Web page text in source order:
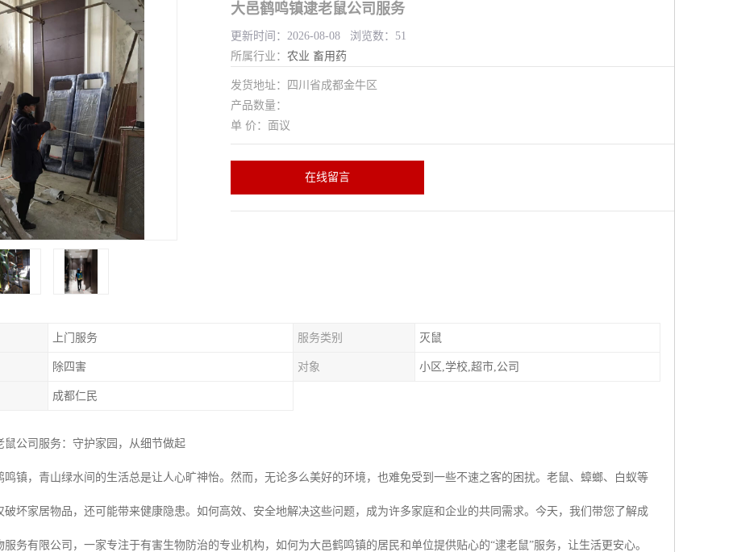
大邑鹤鸣镇逮老鼠公司服务
更新时间：2026-08-08 浏览数：51
所属行业： 农业 畜用药
发货地址：四川省成都金牛区
产品数量：
单 价：面议
在线留言
上门服务 服务类别 灭鼠
除四害 对象 小区,学校,超市,公司
成都仁民
鼠公司服务：守护家园，从细节做起
鸣镇，青山绿水间的生活总是让人心旷神怡。然而，无论多么美好的环境，也难免受到一些不速之客的困扰。老鼠、蟑螂、白蚁等
破坏家居物品，还可能带来健康隐患。如何高效、安全地解决这些问题，成为许多家庭和企业的共同需求。今天，我们带您了解成
服务有限公司，一家专注于有害生物防治的专业机构，如何为大邑鹤鸣镇的居民和单位提供贴心的“逮老鼠”服务，让生活更安心。